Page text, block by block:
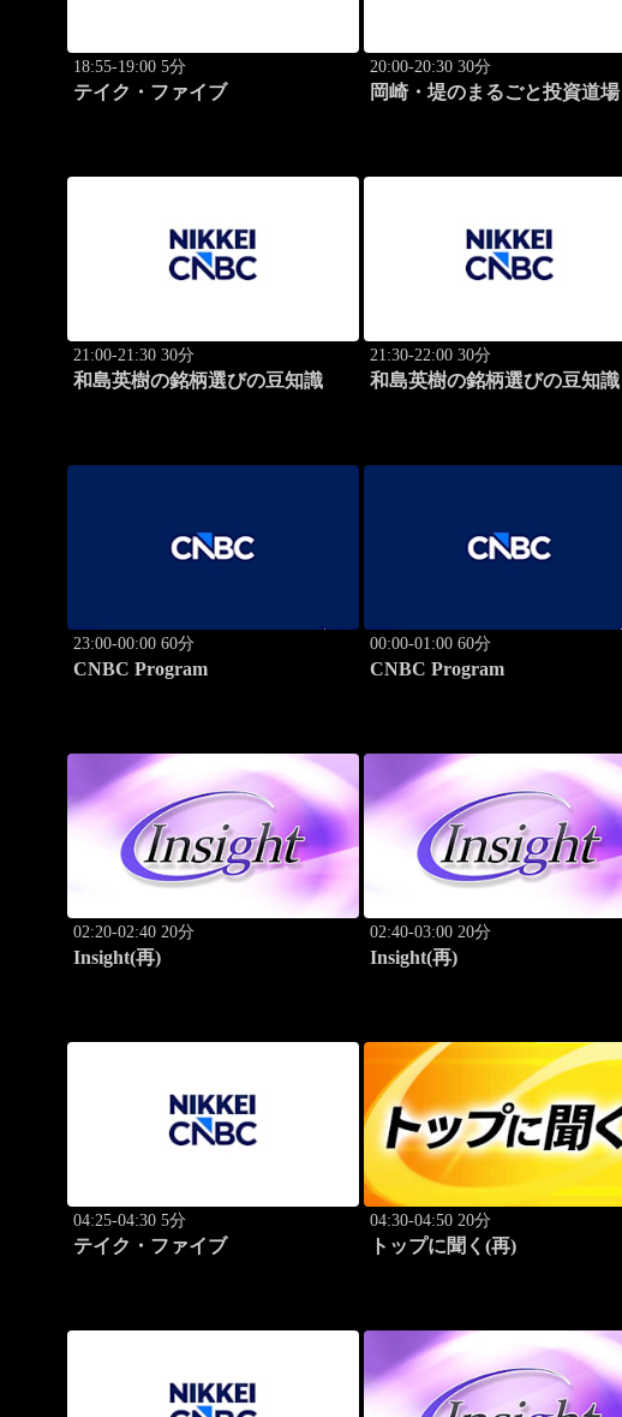
18:55-19:00 5分
テイク・ファイブ
20:00-20:30 30分
岡崎・堤のまるごと投資道場
21:00-21:30 30分
和島英樹の銘柄選びの豆知識
21:30-22:00 30分
和島英樹の銘柄選びの豆知識
23:00-00:00 60分
CNBC Program
00:00-01:00 60分
CNBC Program
02:20-02:40 20分
Insight(再)
02:40-03:00 20分
Insight(再)
04:25-04:30 5分
テイク・ファイブ
04:30-04:50 20分
トップに聞く(再)